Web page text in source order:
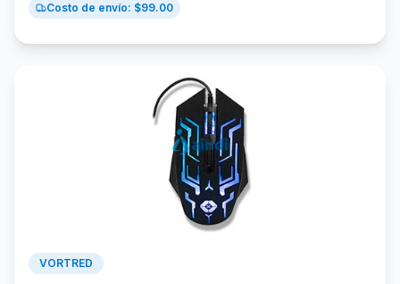
Costo de envío: $99.00
VORTRED